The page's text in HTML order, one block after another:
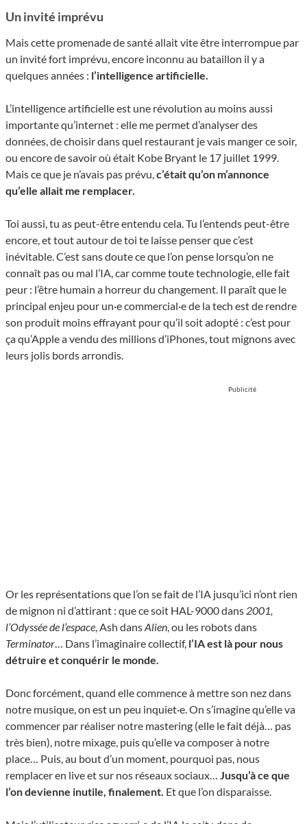
Un invité imprévu
Mais cette promenade de santé allait vite être interrompue par
un invité fort imprévu, encore inconnu au bataillon il y a
quelques années : l’intelligence artificielle.
L’intelligence artificielle est une révolution au moins aussi
importante qu’internet : elle me permet d’analyser des
données, de choisir dans quel restaurant je vais manger ce soir,
ou encore de savoir où était Kobe Bryant le 17 juillet 1999.
Mais ce que je n’avais pas prévu,c’était qu’on m’annonce
qu’elle allait me remplacer.
Toi aussi, tu as peut-être entendu cela. Tu l’entends peut-être
encore, et tout autour de toi te laisse penser que c’est
inévitable. C’est sans doute ce que l’on pense lorsqu’on ne
connaît pas ou mal l’IA, car comme toute technologie, elle fait
peur : l’être humain a horreur du changement. Il paraît que le
principal enjeu pour un·e commercial·e de la tech est de rendre
son produit moins effrayant pour qu’il soit adopté : c’est pour
ça qu’Apple a vendu des millions d’iPhones, tout mignons avec
leurs jolis bords arrondis.
Publicité
Or les représentations que l’on se fait de l’IA jusqu’ici n’ont rien
de mignon ni d’attirant : que ce soit HAL-9000 dans 2001,
l’Odyssée de l’espace, Ash dansAlien, ou les robots dans
Terminator… Dans l’imaginaire collectif, l’IA est là pour nous
détruire et conquérir le monde.
Donc forcément, quand elle commence à mettre son nez dans
notre musique, on est un peu inquiet·e. On s’imagine qu’elle va
commencer par réaliser notre mastering (elle le fait déjà… pas
très bien), notre mixage, puis qu’elle va composer à notre
place… Puis, au bout d’un moment, pourquoi pas, nous
remplacer en live et sur nos réseaux sociaux… Jusqu’à ce que
l’on devienne inutile, finalement. Et que l’on disparaisse.